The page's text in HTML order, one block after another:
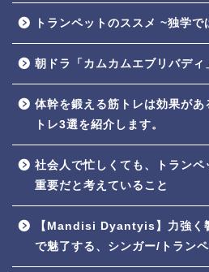
トランペットのススメ ~独学
朝ドラ「カムカムエブリバディ
体幹を鍛える筋トレは効果が
トレ3選を紹介します。
社会人で忙しくても、トランペ
重要だと考えていること
【Mandisi Dyantyis】力強く
で魅了する、シンガー/トラン